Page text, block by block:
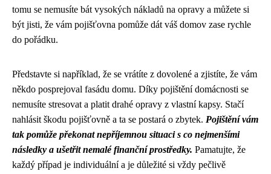
tomu se nemusíte bát vysokých nákladů na opravy a můžete si
být jisti, že vám pojišťovna pomůže dát váš domov zase rychle
do pořádku.
Představte si například, že se vrátíte z dovolené a zjistíte, že vám
někdo posprejoval fasádu domu. Díky pojištění domácnosti se
nemusíte stresovat a platit drahé opravy z vlastní kapsy. Stačí
nahlásit škodu pojišťovně a ta se postará o zbytek. Pojištění vám
tak pomůže překonat nepříjemnou situaci s co nejmenšími
následky a ušetřit nemalé finanční prostředky. Pamatujte, že
každý případ je individuální a je důležité si vždy pečlivě